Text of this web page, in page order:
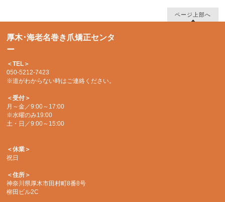
ページ上部へ
厚木･海老名巻き爪矯正センタ
ー
＜TEL＞
050-5212-7423
※道がわからない時はご連絡ください。
＜受付＞
月～金／9:00～17:00
※水曜のみ19:00
土・日／9:00～15:00
＜休業＞
祝日
＜住所＞
神奈川県厚木市田村町8番8号
柳田ビル2C